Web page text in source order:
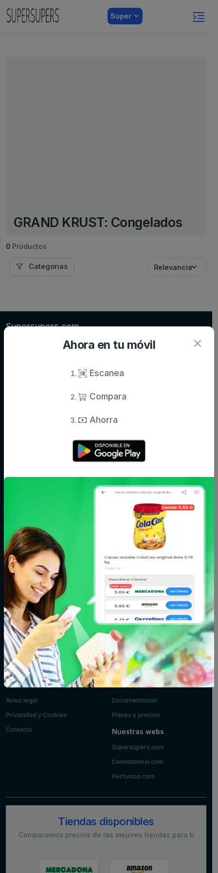
Super
GRAND KRUST: Congelados
0 Productos
Categorias
Ahora en tu móvil
Escanea
Compara
Ahorra
Supersupers.com
Compara precios de supermercados y ahorra en tu compra diaria.
Información actualizada de miles de productos.
refrescos
Azúcar,
caramelos y
Cacao, café e
Carne
Congelados
Conservas,
caldos y cremas
Cuidado facial y
corporal
Fitoterapia y
parafarmacia
Fruta y verdura
Huevos, leche y
Limpieza y hogar
Maquillaje
Marisco y
pescado
Mascotas
Panadería y
pastelería
Pizzas y platos
preparados
Postres y
yogures
Zumos
Información
Sobre nosotros
Aviso legal
Privacidad y Cookies
Contacto
Desarrolladores
API Pública
Documentación
Planes y precios
Nuestras webs
Supersupers.com
Comidanimal.com
Perfumon.com
Tiendas disponibles
Comparamos precios de las mejores tiendas para ti